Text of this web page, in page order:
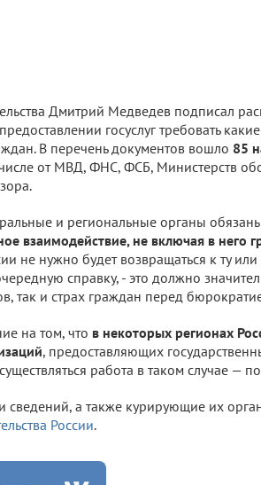
Дмитрий Медведев подписал
госуслуг требовать
В перечень документов вошло 85
от МВД, ФНС, ФСБ, Министерств
и региональные органы
взаимодействие, не включая в него
не нужно будет возвращаться к ту
справку, - это должно
так и страх граждан перед
на том, что в некоторых регионах
, предоставляющих
работа в таком случае —
сведений, а также курирующие их
России.